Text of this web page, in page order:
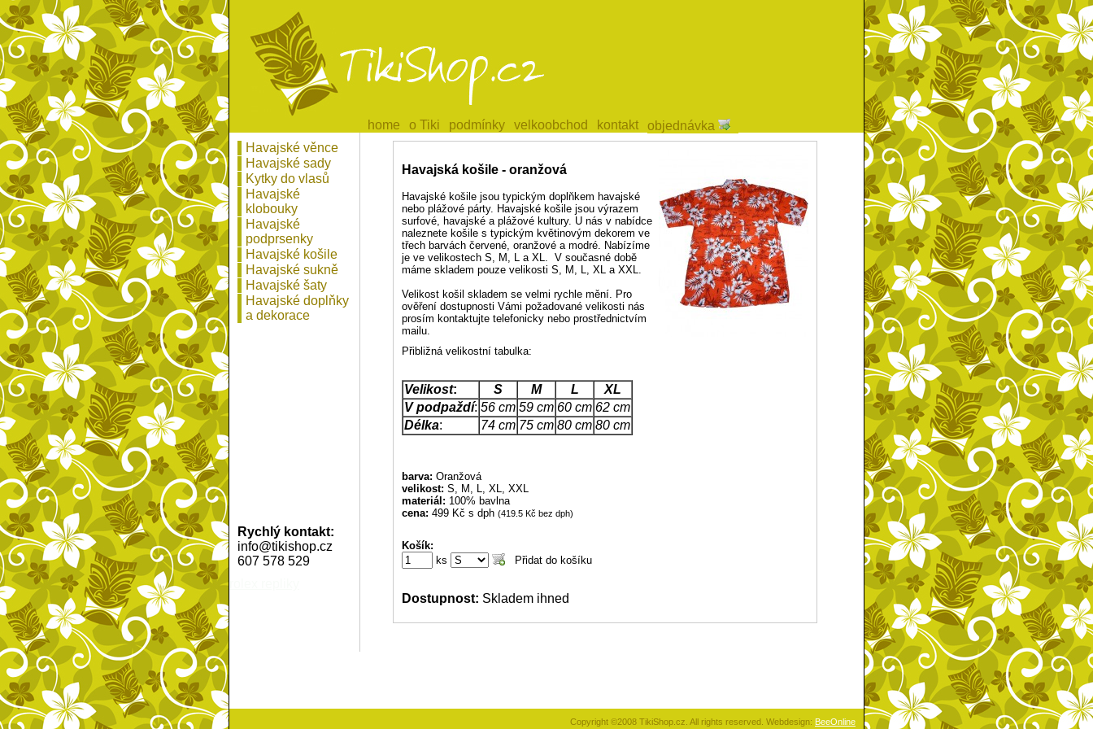
home
home o Tiki
o Tiki podmínky
podmínky velkoobchod
velkoobchod kontakt
kontakt objednávka
objednávka
Havajská košile - oranžová
Havajské košile jsou typickým doplňkem havajské
nebo plážové párty. Havajské košile jsou výrazem
surfové, havajské a plážové kultury. U nás v nabídce
naleznete košile s typickým květinovým dekorem ve
třech barvách červené, oranžové a modré. Nabízíme
je ve velikostech S, M, L a XL. V současné době
máme skladem pouze velikosti S, M, L, XL a XXL.
Velikost košil skladem se velmi rychle mění. Pro
ověření dostupnosti Vámi požadované velikosti nás
prosím kontaktujte telefonicky nebo prostřednictvím
mailu.
Přibližná velikostní tabulka:
Velikost: S M L
XL
V podpaždí: 56 cm 59 cm 60 cm 62 cm
Délka: 74 cm 75 cm 80 cm 80 cm
barva: Oranžová
velikost: S, M, L, XL, XXL
materiál: 100% bavlna
cena: 499 Kč s dph (419.5 Kč bez dph)
Košík:
ks
Dostupnost: Skladem ihned
Havajské věnce
Havajské sady
Kytky do vlasů
Havajské
klobouky
Havajské
podprsenky
Havajské košile
Havajské sukně
Havajské šaty
Havajské doplňky
a dekorace
Rychlý kontakt:
info@tikishop.cz
607 578 529
Copyright ©2008 TikiShop.cz. All rights reserved. Webdesign: BeeOnline